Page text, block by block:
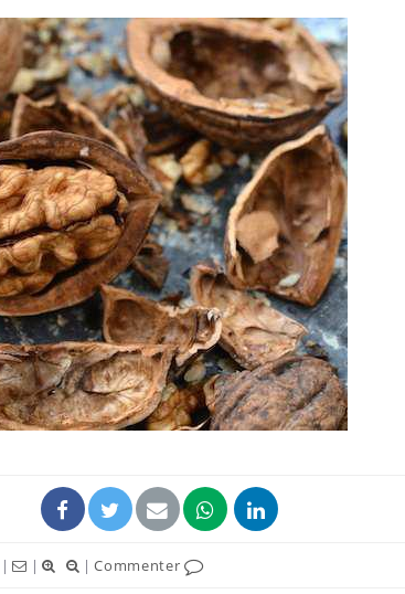
| | |Commenter
La sieste empêche-t-elle
de dormir la nuit ?
VIH : la fin du comprimé
tous les jours se profile-t-
elle enfin ?
Pourquoi votre ventre
gâche-t-il les premiers